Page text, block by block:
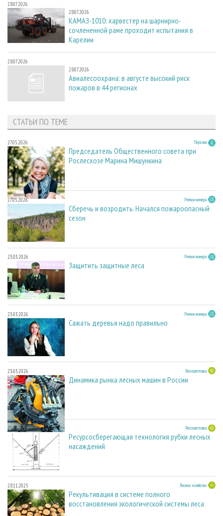
28.07.2026
28.07.2026
КАМАЗ-1010: харвестер на шарнирно-
сочлененной раме проходит испытания в
Карелии
28.07.2026
28.07.2026
Авиалесоохрана: в августе высокий риск
пожаров в 44 регионах
СТАТЬИ ПО ТЕМЕ
27.05.2026 Персона
Председатель Общественного совета при
Рослесхозе Марина Мишункина
27.05.2026 Регион номера
Сберечь и возродить. Начался пожароопасный
сезон
23.03.2026 Регион номера
Защитить защитные леса
23.03.2026 Регион номера
Сажать деревья надо правильно
23.03.2026 Лесозаготовка
Динамика рынка лесных машин в России
23.03.2026 Лесозаготовка
Ресурсосберегающая технология рубки лесных
насаждений
28.11.2025 Лесное хозяйство
Рекультивация в системе полного
восстановления экологической системы леса